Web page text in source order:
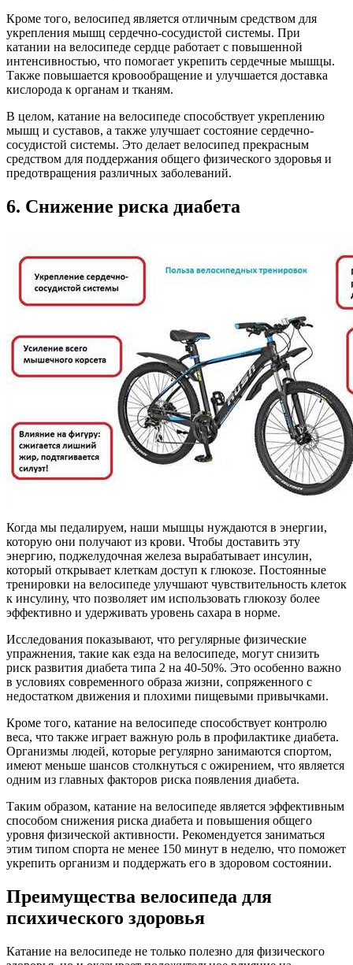
Кроме того, велосипед является отличным средством для
укрепления мышц сердечно-сосудистой системы. При
катании на велосипеде сердце работает с повышенной
интенсивностью, что помогает укрепить сердечные мышцы.
Также повышается кровообращение и улучшается доставка
кислорода к органам и тканям.
В целом, катание на велосипеде способствует укреплению
мышц и суставов, а также улучшает состояние сердечно-
сосудистой системы. Это делает велосипед прекрасным
средством для поддержания общего физического здоровья и
предотвращения различных заболеваний.
6. Снижение риска диабета
Когда мы педалируем, наши мышцы нуждаются в энергии,
которую они получают из крови. Чтобы доставить эту
энергию, поджелудочная железа вырабатывает инсулин,
который открывает клеткам доступ к глюкозе. Постоянные
тренировки на велосипеде улучшают чувствительность клеток
к инсулину, что позволяет им использовать глюкозу более
эффективно и удерживать уровень сахара в норме.
Исследования показывают, что регулярные физические
упражнения, такие как езда на велосипеде, могут снизить
риск развития диабета типа 2 на 40-50%. Это особенно важно
в условиях современного образа жизни, сопряженного с
недостатком движения и плохими пищевыми привычками.
Кроме того, катание на велосипеде способствует контролю
веса, что также играет важную роль в профилактике диабета.
Организмы людей, которые регулярно занимаются спортом,
имеют меньше шансов столкнуться с ожирением, что является
одним из главных факторов риска появления диабета.
Таким образом, катание на велосипеде является эффективным
способом снижения риска диабета и повышения общего
уровня физической активности. Рекомендуется заниматься
этим типом спорта не менее 150 минут в неделю, что поможет
укрепить организм и поддержать его в здоровом состоянии.
Преимущества велосипеда для
психического здоровья
Катание на велосипеде не только полезно для физического